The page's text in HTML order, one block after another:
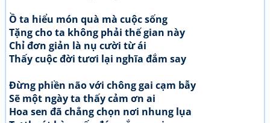
Ồ ta hiểu món quà mà cuộc sống
Tặng cho ta không phải thế gian này
Chỉ đơn giản là nụ cười từ ái
Thấy cuộc đời tươi lại nghĩa đắm say
Đừng phiền não với chông gai cạm bẫy
Sẽ một ngày ta thấy cảm ơn ai
Hoa sen đã chẳng chọn nơi nhung lụa